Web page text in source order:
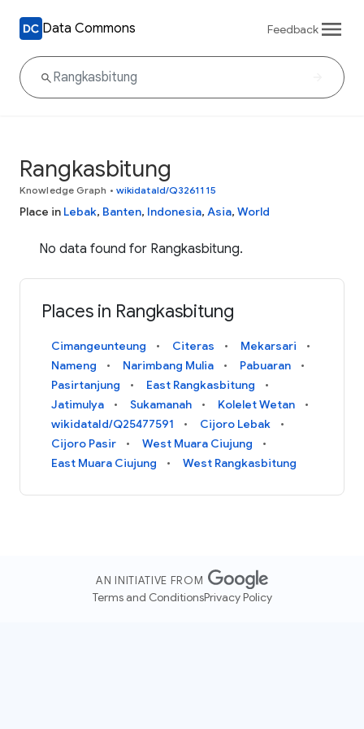
Data Commons Feedback
Rangkasbitung
Knowledge Graph • wikidataId/Q3261115
Place in Lebak, Banten, Indonesia, Asia, World
No data found for Rangkasbitung.
Places in Rangkasbitung
Cimangeunteung Citeras
Mekarsari
Nameng
Narimbang Mulia
Pabuaran
Pasirtanjung
East Rangkasbitung
Jatimulya
Sukamanah
Kolelet Wetan
wikidataId/Q25477591
Cijoro Lebak
Cijoro Pasir
West Muara Ciujung
East Muara Ciujung
West Rangkasbitung
AN INITIATIVE FROM
Terms and ConditionsPrivacy Policy